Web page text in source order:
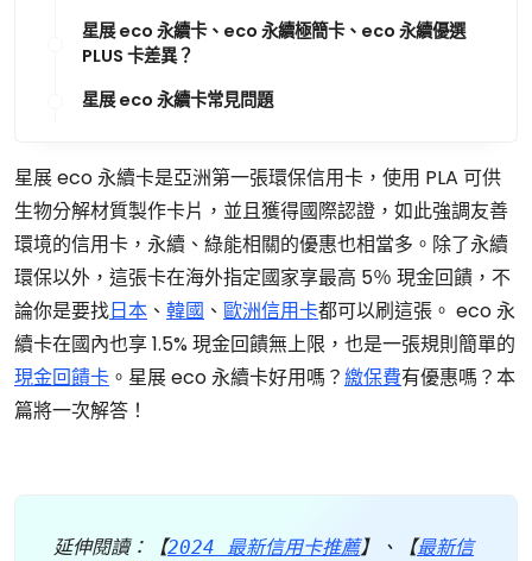
星展 eco 永續卡、eco 永續極簡卡、eco 永續優選
PLUS 卡差異？
星展 eco 永續卡常見問題
星展 eco 永續卡是亞洲第一張環保信用卡，使用 PLA 可供
生物分解材質製作卡片，並且獲得國際認證，如此強調友善
環境的信用卡，永續、綠能相關的優惠也相當多。除了永續
環保以外，這張卡在海外指定國家享最高 5％ 現金回饋，不
論你是要找日本 、 韓國 、 歐洲信用卡都可以刷這張。 eco 永
續卡在國內也享 1.5% 現金回饋無上限，也是一張規則簡單的
現金回饋卡 。星展 eco 永續卡好用嗎？繳保費有優惠嗎？本
篇將一次解答！
延伸閱讀：【2024 最新信用卡推薦】、【最新信